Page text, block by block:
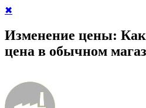
✖
Изменение цены:
цена в обычном